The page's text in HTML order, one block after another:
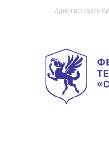
Администрация